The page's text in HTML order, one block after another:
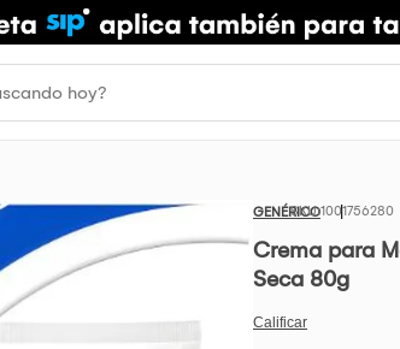
GENÉRICO1001756280
Crema para
Seca 80g